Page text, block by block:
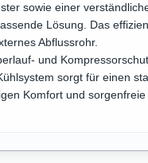
sowie einer
Lösung. Das
Abflussrohr.
und
sorgt für einen
Komfort und sorgenfreie